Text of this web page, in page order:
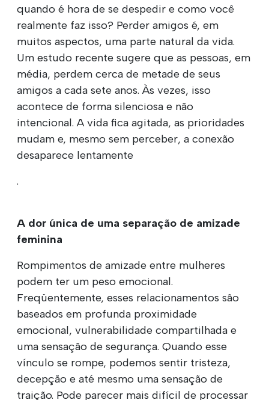
quando é hora de se despedir e como você
realmente faz isso? Perder amigos é, em
muitos aspectos, uma parte natural da vida.
Um estudo recente sugere que as pessoas, em
média, perdem cerca de metade de seus
amigos a cada sete anos. Às vezes, isso
acontece de forma silenciosa e não
intencional. A vida fica agitada, as prioridades
mudam e, mesmo sem perceber, a conexão
desaparece lentamente
.
A dor única de uma separação de amizade
feminina
Rompimentos de amizade entre mulheres
podem ter um peso emocional.
Freqüentemente, esses relacionamentos são
baseados em profunda proximidade
emocional, vulnerabilidade compartilhada e
uma sensação de segurança. Quando esse
vínculo se rompe, podemos sentir tristeza,
decepção e até mesmo uma sensação de
traição. Pode parecer mais difícil de processar